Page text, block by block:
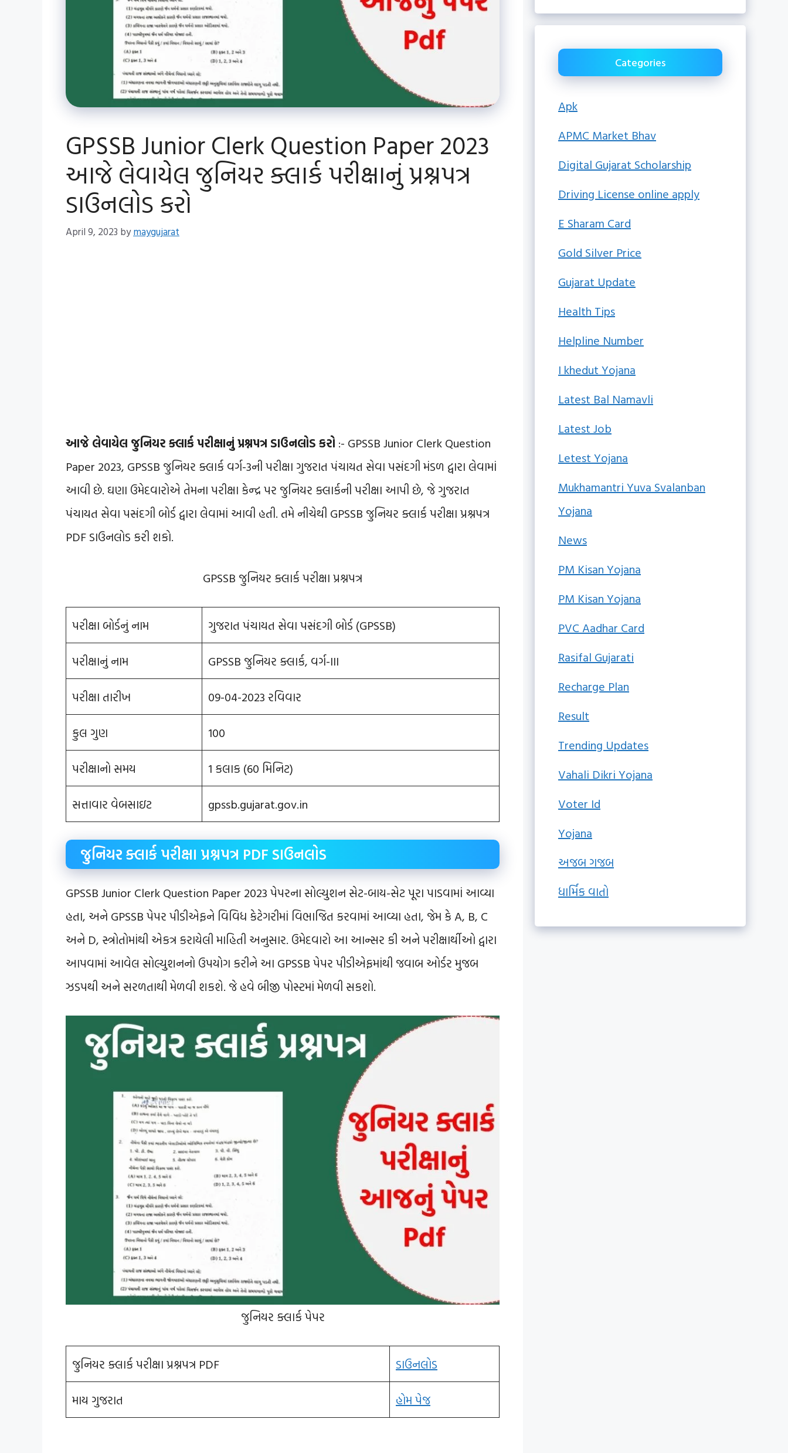
GPSSB Junior Clerk Question Paper 2023
આજે લેવાયેલ જુનિયર ક્લાર્ક પરીક્ષાનું પ્રશ્નપત્ર
ડાઉનલોડ કરો
April 9, 2023 bymaygujarat
આજે લેવાયેલ જુનિયર ક્લાર્ક પરીક્ષાનું પ્રશ્નપત્ર ડાઉનલોડ કરો :- GPSSB Junior Clerk Question
Paper 2023, GPSSB જુનિયર ક્લાર્ક વર્ગ-3ની પરીક્ષા ગુજરાત પંચાયત સેવા પસંદગી મંડળ દ્વારા લેવામાં
આવી છે. ઘણા ઉમેદવારોએ તેમના પરીક્ષા કેન્દ્ર પર જુનિયર ક્લાર્કની પરીક્ષા આપી છે, જે ગુજરાત
પંચાયત સેવા પસંદગી બોર્ડ દ્વારા લેવામાં આવી હતી. તમે નીચેથી GPSSB જુનિયર ક્લાર્ક પરીક્ષા પ્રશ્નપત્ર
PDF ડાઉનલોડ કરી શકો.
GPSSB જુનિયર ક્લાર્ક પરીક્ષા પ્રશ્નપત્ર
પરીક્ષા બોર્ડનું નામ ગુજરાત પંચાયત સેવા પસંદગી બોર્ડ (GPSSB)
પરીક્ષાનું નામ GPSSB જુનિયર ક્લાર્ક, વર્ગ-III
પરીક્ષા તારીખ 09-04-2023 રવિવાર
કુલ ગુણ 100
પરીક્ષાનો સમય 1 કલાક (60 મિનિટ)
સત્તાવાર વેબસાઇટ gpssb.gujarat.gov.in
જુનિયર ક્લાર્ક પરીક્ષા પ્રશ્નપત્ર PDF ડાઉનલોડ
GPSSB Junior Clerk Question Paper 2023 પેપરના સોલ્યુશન સેટ-બાય-સેટ પૂરા પાડવામાં આવ્યા
હતા, અને GPSSB પેપર પીડીએફને વિવિધ કેટેગરીમાં વિભાજિત કરવામાં આવ્યા હતા, જેમ કે A, B, C
અને D, સ્ત્રોતોમાંથી એકત્ર કરાયેલી માહિતી અનુસાર. ઉમેદવારો આ આન્સર કી અને પરીક્ષાર્થીઓ દ્વારા
આપવામાં આવેલ સોલ્યુશનનો ઉપયોગ કરીને આ GPSSB પેપર પીડીએફમાંથી જવાબ ઓર્ડર મુજબ
ઝડપથી અને સરળતાથી મેળવી શકશે. જે હવે બીજી પોસ્ટમાં મેળવી સકશો.
જુનિયર ક્લાર્ક પેપર
જુનિયર ક્લાર્ક પરીક્ષા પ્રશ્નપત્ર PDF ડાઉનલોડ
માય ગુજરાત હોમ પેજ
Categories
Apk
APMC Market Bhav
Digital Gujarat Scholarship
Driving License online apply
E Sharam Card
Gold Silver Price
Gujarat Update
Health Tips
Helpline Number
I khedut Yojana
Latest Bal Namavli
Latest Job
Letest Yojana
Mukhamantri Yuva Svalanban
Yojana
News
PM Kisan Yojana
PM Kisan Yojana
PVC Aadhar Card
Rasifal Gujarati
Recharge Plan
Result
Trending Updates
Vahali Dikri Yojana
Voter Id
Yojana
અજબ ગજબ
ધાર્મિક વાતો